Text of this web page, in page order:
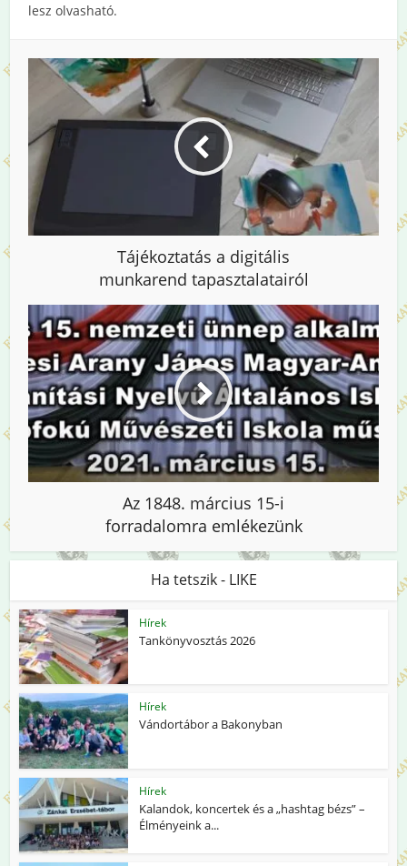
lesz olvasható.
Tájékoztatás a digitális
munkarend tapasztalatairól
Az 1848. március 15-i
forradalomra emlékezünk
Ha tetszik - LIKE
Hírek
Tankönyvosztás 2026
Hírek
Vándortábor a Bakonyban
Hírek
Kalandok, koncertek és a „hashtag bézs” –
Élményeink a...